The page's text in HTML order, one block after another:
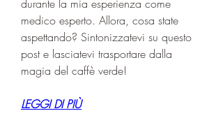
durante la mia esperienza come
medico esperto. Allora, cosa state
aspettando? Sintonizzatevi su questo
post e lasciatevi trasportare dalla
magia del caffè verde!
LEGGI DI PIÙ